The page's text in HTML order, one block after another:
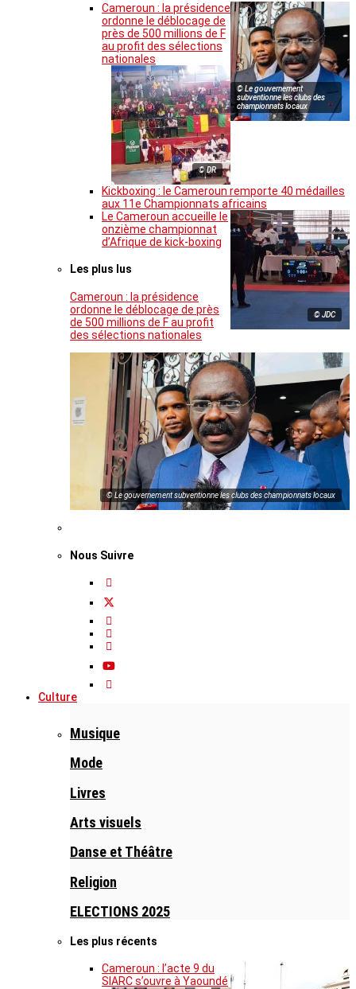
© Le gouvernement
subventionne les clubs des
championnats locaux
Cameroun : la présidence
ordonne le déblocage de
près de 500 millions de F
au profit des sélections
nationales
© DR
Kickboxing : le Cameroun remporte 40 médailles
aux 11e Championnats africains
© JDC
Le Cameroun accueille le
onzième championnat
d’Afrique de kick-boxing
Les plus lus
Cameroun : la présidence
ordonne le déblocage de près
de 500 millions de F au profit
des sélections nationales
© Le gouvernement subventionne les clubs des championnats locaux
Nous Suivre
Culture
Musique
Mode
Livres
Arts visuels
Danse et Théâtre
Religion
ELECTIONS 2025
Les plus récents
Cameroun : l’acte 9 du
SIARC s’ouvre à Yaoundé